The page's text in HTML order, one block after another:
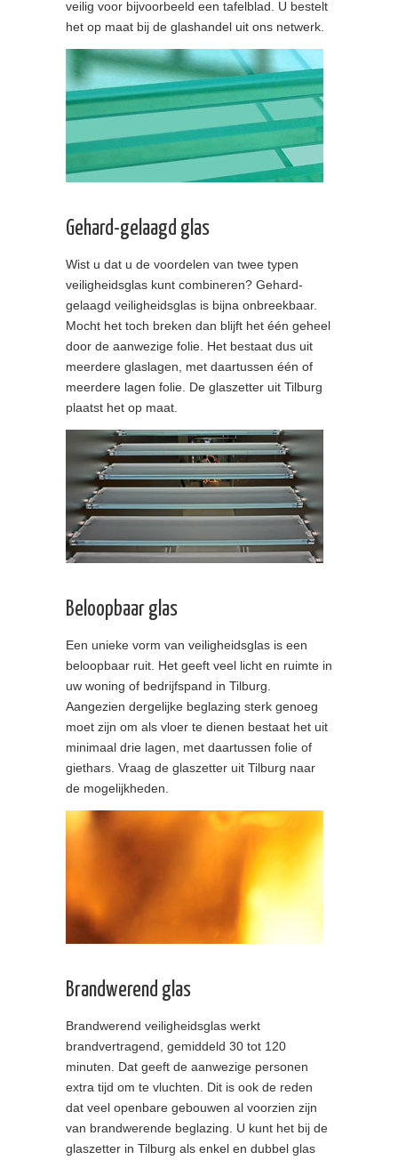
veilig voor bijvoorbeeld een tafelblad. U bestelt
het op maat bij de glashandel uit ons netwerk.
Gehard-gelaagd glas
Wist u dat u de voordelen van twee typen
veiligheidsglas kunt combineren? Gehard-
gelaagd veiligheidsglas is bijna onbreekbaar.
Mocht het toch breken dan blijft het één geheel
door de aanwezige folie. Het bestaat dus uit
meerdere glaslagen, met daartussen één of
meerdere lagen folie. De glaszetter uit Tilburg
plaatst het op maat.
Beloopbaar glas
Een unieke vorm van veiligheidsglas is een
beloopbaar ruit. Het geeft veel licht en ruimte in
uw woning of bedrijfspand in Tilburg.
Aangezien dergelijke beglazing sterk genoeg
moet zijn om als vloer te dienen bestaat het uit
minimaal drie lagen, met daartussen folie of
giethars. Vraag de glaszetter uit Tilburg naar
de mogelijkheden.
Brandwerend glas
Brandwerend veiligheidsglas werkt
brandvertragend, gemiddeld 30 tot 120
minuten. Dat geeft de aanwezige personen
extra tijd om te vluchten. Dit is ook de reden
dat veel openbare gebouwen al voorzien zijn
van brandwerende beglazing. U kunt het bij de
glaszetter in Tilburg als enkel en dubbel glas